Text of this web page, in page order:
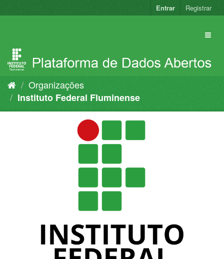
para
Entrar Registrar
Organizações
Instituto Federal Fluminense